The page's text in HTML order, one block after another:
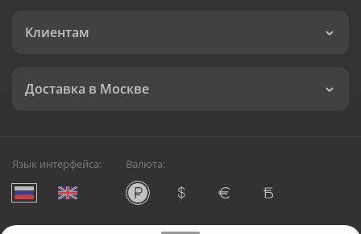
Клиентам
Доставка в Москве
Язык интерфейса: Валюта: